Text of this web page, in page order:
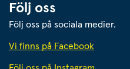
Följ oss
Följ oss på sociala medier.
Vi finns på Facebook